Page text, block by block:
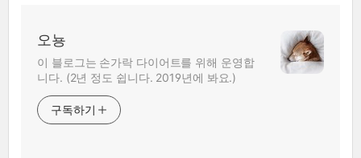
오뇽
이 블로그는 손가락 다이어트를 위해 운영합
니다. (2년 정도 쉽니다. 2019년에 봐요.)
구독하기